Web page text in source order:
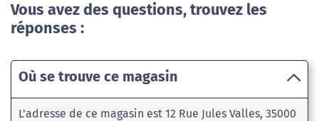
Vous avez des questions, trouvez les
réponses :
Où se trouve ce magasin
L'adresse de ce magasin est 12 Rue Jules Valles, 35000